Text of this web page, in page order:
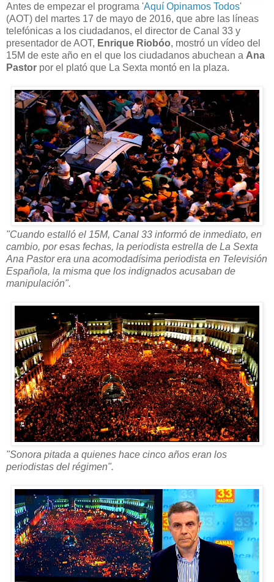
Antes de empezar el programa 'Aquí Opinamos Todos'
(AOT) del martes 17 de mayo de 2016, que abre las líneas
telefónicas a los ciudadanos, el director de Canal 33 y
presentador de AOT, Enrique Riobóo, mostró un vídeo del
15M de este año en el que los ciudadanos abuchean a Ana
Pastor por el plató que La Sexta montó en la plaza.
"Cuando estalló el 15M, Canal 33 informó de inmediato, en
cambio, por esas fechas, la periodista estrella de La Sexta
Ana Pastor era una acomodadísima periodista en Televisión
Española, la misma que los indignados acusaban de
manipulación".
"Sonora pitada a quienes hace cinco años eran los
periodistas del régimen".